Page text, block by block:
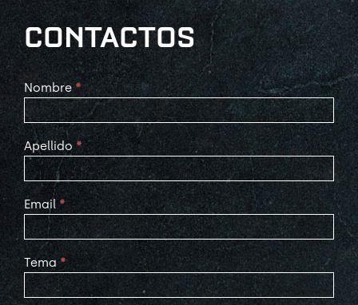
CONTACTOS
Contact
Us
Nombre *
Apellido *
Email *
Tema *